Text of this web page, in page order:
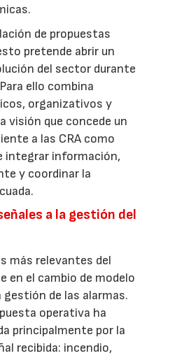
de propuestas
pretende abrir un
del sector durante
ello combina
organizativos y
visión que concede un
a las CRA como
integrar información,
y coordinar la
a la gestión del
más relevantes del
en el cambio de modelo
gestión de las alarmas.
operativa ha
principalmente por la
recibida: incendio,